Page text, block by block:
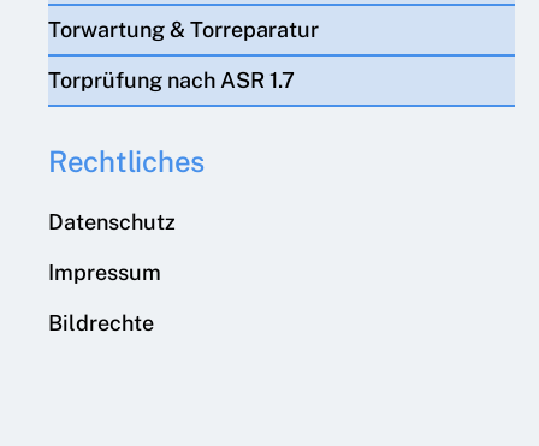
Torwartung & Torreparatur
Torprüfung nach ASR 1.7
Rechtliches
Datenschutz
Impressum
Bildrechte